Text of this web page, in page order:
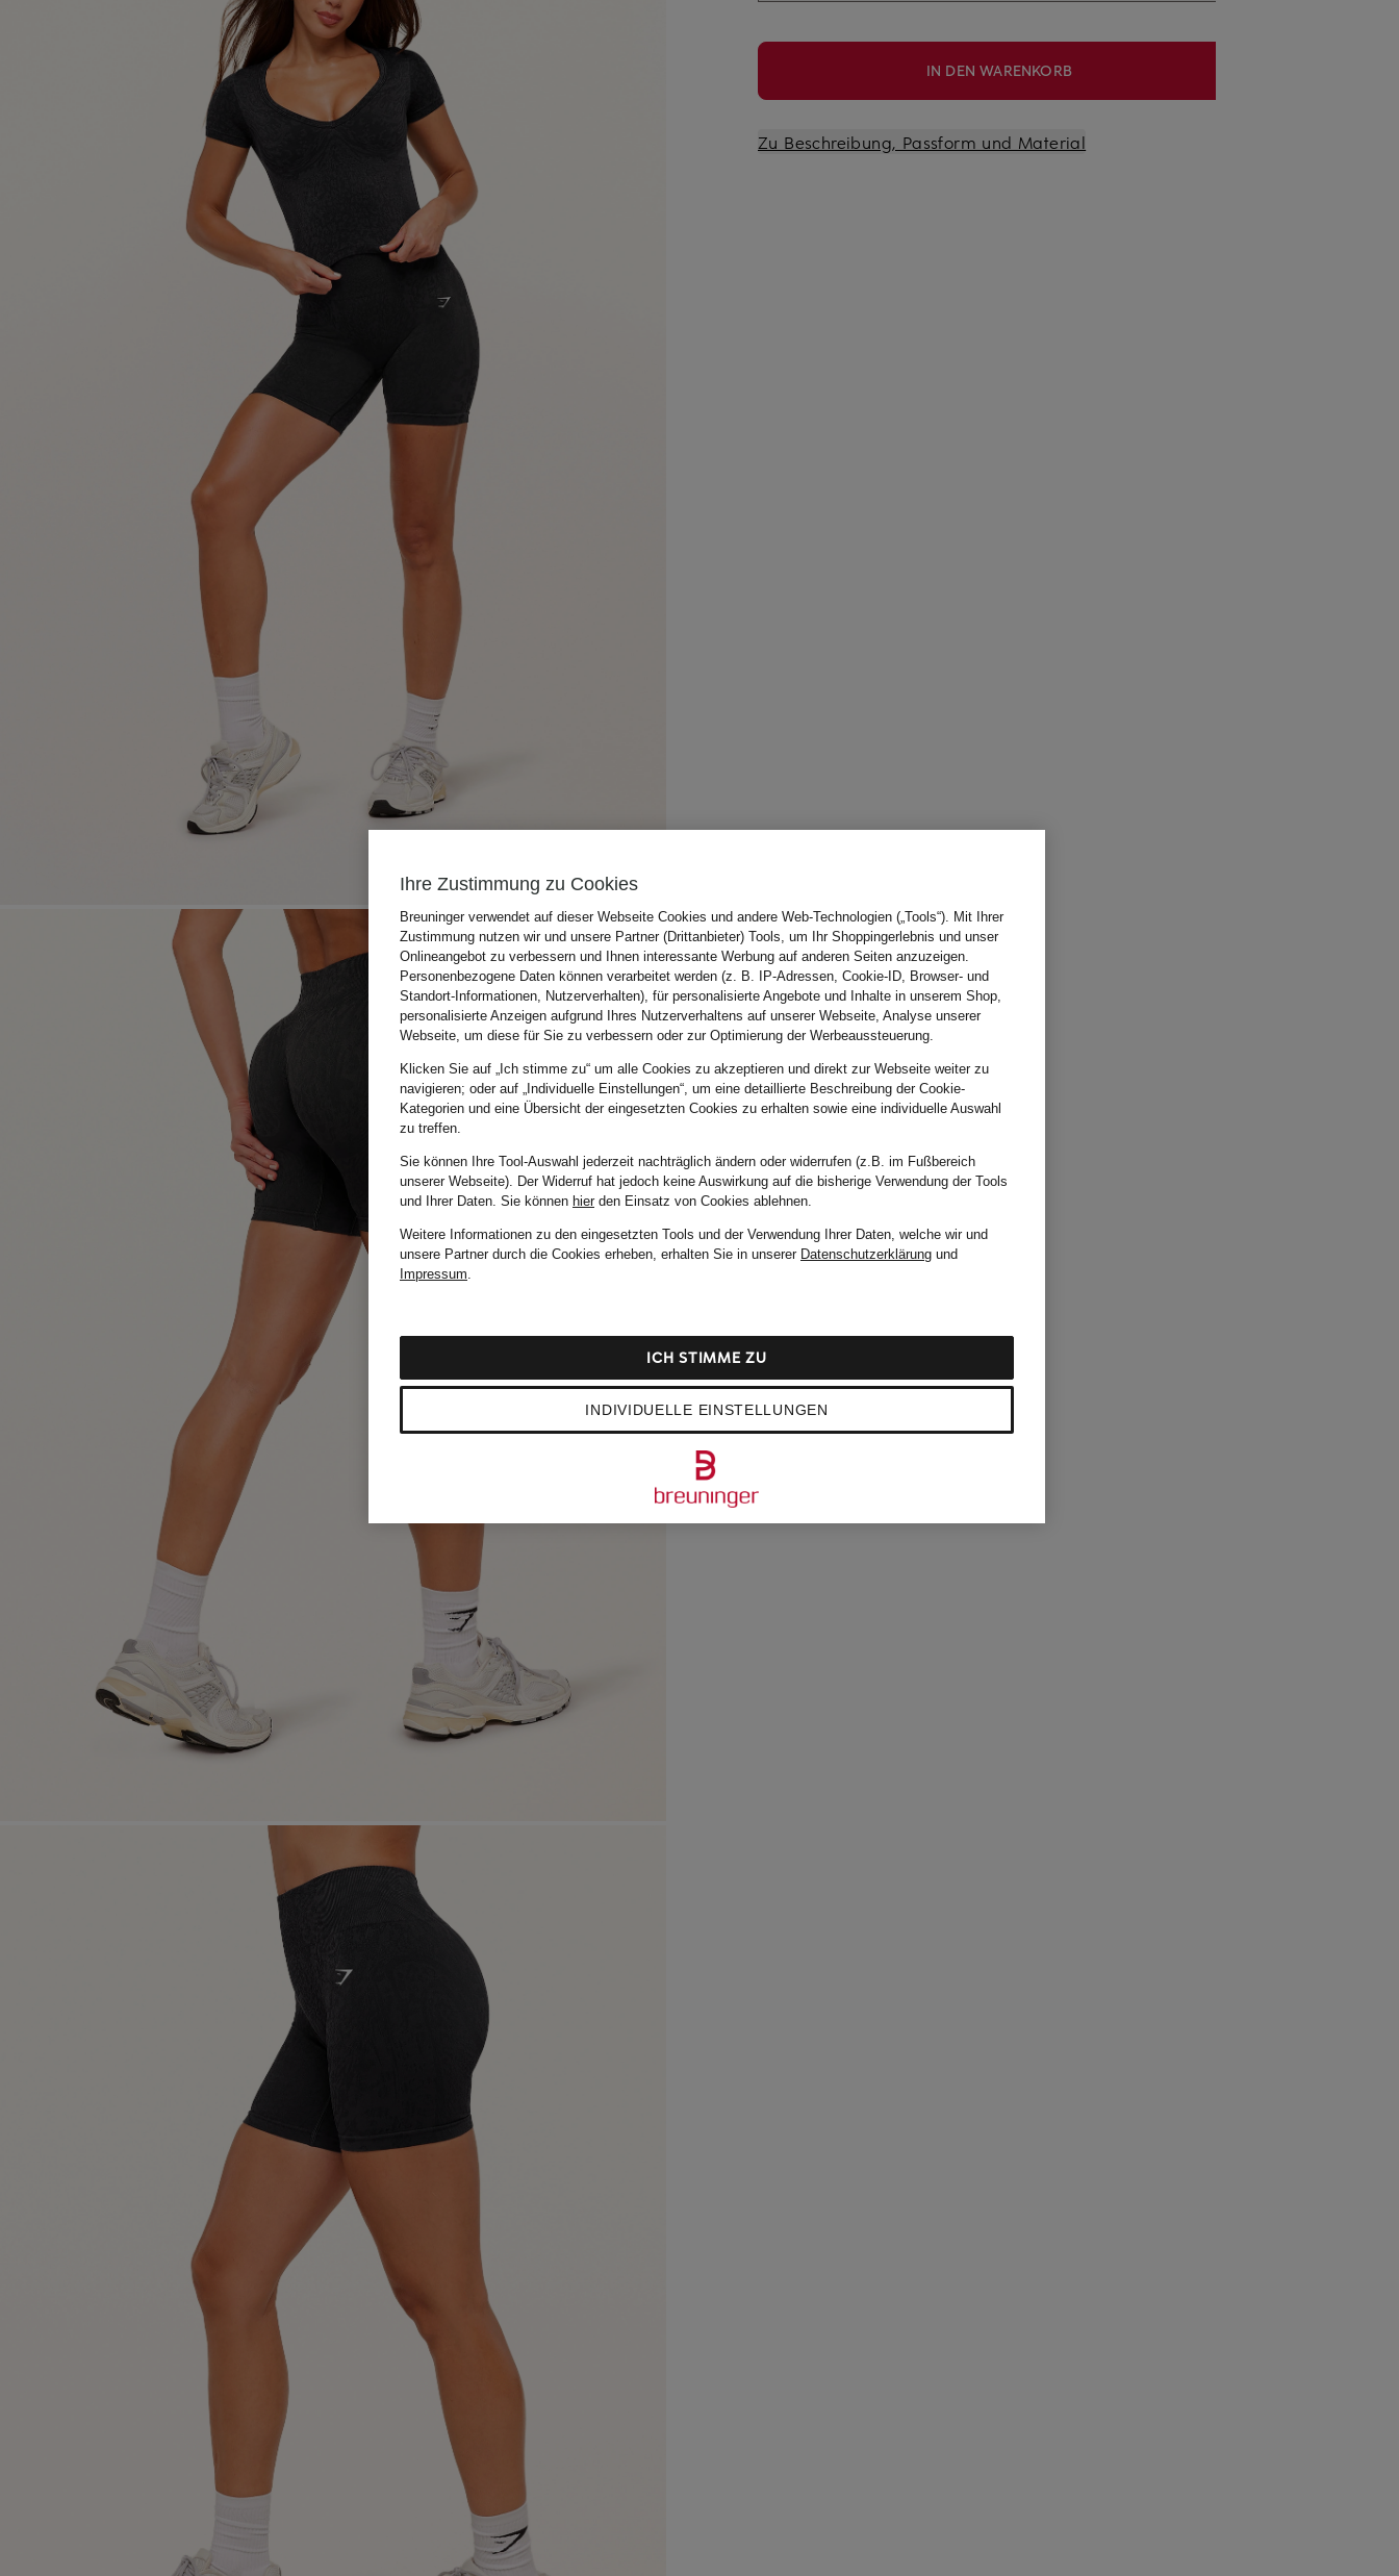
IN DEN WARENKORB
Zu Beschreibung, Passform und Material
Ihre Zustimmung zu Cookies
Breuninger verwendet auf dieser Webseite Cookies und andere Web-Technologien („Tools“). Mit Ihrer
Zustimmung nutzen wir und unsere Partner (Drittanbieter) Tools, um Ihr Shoppingerlebnis und unser
Onlineangebot zu verbessern und Ihnen interessante Werbung auf anderen Seiten anzuzeigen.
Personenbezogene Daten können verarbeitet werden (z. B. IP-Adressen, Cookie-ID, Browser- und
Standort-Informationen, Nutzerverhalten), für personalisierte Angebote und Inhalte in unserem Shop,
personalisierte Anzeigen aufgrund Ihres Nutzerverhaltens auf unserer Webseite, Analyse unserer
Webseite, um diese für Sie zu verbessern oder zur Optimierung der Werbeaussteuerung.
Klicken Sie auf „Ich stimme zu“ um alle Cookies zu akzeptieren und direkt zur Webseite weiter zu
navigieren; oder auf „Individuelle Einstellungen“, um eine detaillierte Beschreibung der Cookie-
Kategorien und eine Übersicht der eingesetzten Cookies zu erhalten sowie eine individuelle Auswahl
zu treffen.
Sie können Ihre Tool-Auswahl jederzeit nachträglich ändern oder widerrufen (z.B. im Fußbereich
unserer Webseite). Der Widerruf hat jedoch keine Auswirkung auf die bisherige Verwendung der Tools
und Ihrer Daten. Sie können hierden Einsatz von Cookies ablehnen.
Weitere Informationen zu den eingesetzten Tools und der Verwendung Ihrer Daten, welche wir und
unsere Partner durch die Cookies erheben, erhalten Sie in unserer Datenschutzerklärung und
Impressum.
INDIVIDUELLE EINSTELLUNGEN
ICH STIMME ZU